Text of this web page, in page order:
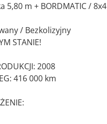
5,80 m + BORDMATIC / 8x4
/ Bezkolizyjny
STANIE!
2008
416 000 km